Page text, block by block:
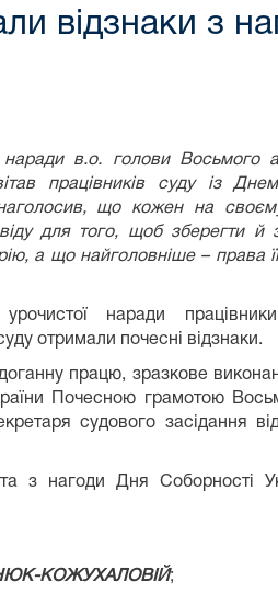
відзнаки з
в.о. голови Восьмого
працівників суду із
що кожен на
для того, щоб зберегти й
а що найголовніше – права
наради
отримали почесні відзнаки.
працю, зразкове
Почесною грамотою
судового засідання
з нагоди Дня Соборності
КОЖУХАЛОВІЙ;